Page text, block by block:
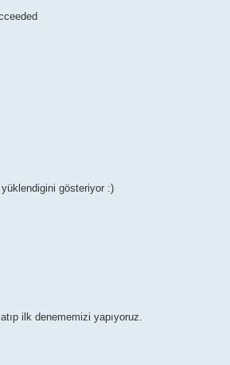
yüklendigini gösteriyor :)
ilk denememizi yapıyoruz.